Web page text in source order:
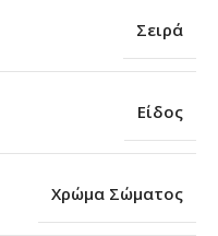
Σειρά
Είδος
Χρώμα Σώματος